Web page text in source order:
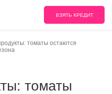
ВЗЯТЬ КРЕДИТ
томаты остаются